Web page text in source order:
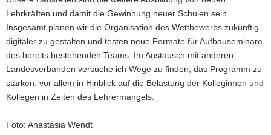
Lehrkräften und damit die Gewinnung neuer Schulen sein.
Insgesamt planen wir die Organisation des Wettbewerbs zukünftig
digitaler zu gestalten und testen neue Formate für Aufbauseminare
des bereits bestehenden Teams. Im Austausch mit anderen
Landesverbänden versuche ich Wege zu finden, das Programm zu
stärken, vor allem in Hinblick auf die Belastung der Kolleginnen und
Kollegen in Zeiten des Lehrermangels.
Foto: Anastasia Wendt